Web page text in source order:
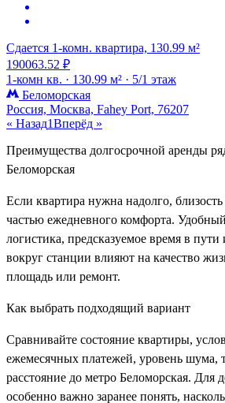
Сдается 1-комн. квартира, 130.99 м²
190063.52 ₽
1-комн кв. · 130.99 м² · 5/1 этаж
Беломорская
Россия, Москва, Fahey Port, 76207
« Назад1Вперёд »
Преимущества долгосрочной аренды
Беломорская
Если квартира нужна надолго,
частью ежедневного комфорта.
логистика, предсказуемое время в пути
вокруг станции влияют на качество
площадь или ремонт.
Как выбрать подходящий вариант
Сравнивайте состояние квартиры,
ежемесячных платежей, уровень шума,
расстояние до метро Беломорская. Для
особенно важно заранее понять,